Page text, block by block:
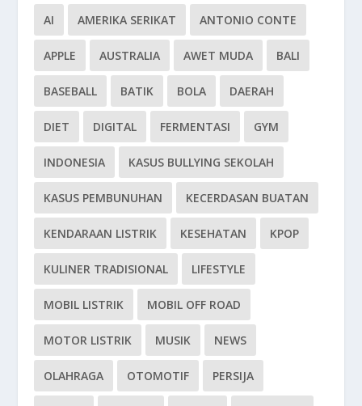
AI AMERIKA SERIKAT ANTONIO CONTE
APPLE AUSTRALIA AWET MUDA BALI
BASEBALL BATIK BOLA DAERAH
DIET DIGITAL FERMENTASI GYM
INDONESIA KASUS BULLYING SEKOLAH
KASUS PEMBUNUHAN KECERDASAN BUATAN
KENDARAAN LISTRIK KESEHATAN KPOP
KULINER TRADISIONAL LIFESTYLE
MOBIL LISTRIK MOBIL OFF ROAD
MOTOR LISTRIK MUSIK NEWS
OLAHRAGA OTOMOTIF PERSIJA